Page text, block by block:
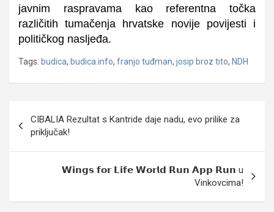
javnim raspravama kao referentna točka
različitih tumačenja hrvatske novije povijesti i
političkog nasljeđa.
Tags: budica, budica.info, franjo tuđman, josip broz tito, NDH
objava
CIBALIA Rezultat s Kantride daje nadu, evo prilike za
priključak!
𝗪𝗶𝗻𝗴𝘀 𝗳𝗼𝗿 𝗟𝗶𝗳𝗲 𝗪𝗼𝗿𝗹𝗱 𝗥𝘂𝗻 𝗔𝗽𝗽 𝗥𝘂𝗻 u
Vinkovcima!